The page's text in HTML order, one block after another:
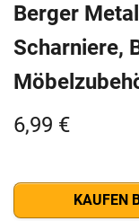
Berger
Scharniere,
6,99 €
KAUFEN